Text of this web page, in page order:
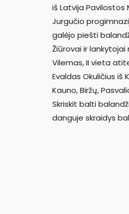
iš Latvija Pavilostos
Jurgučio
galėjo piešti
Žiūrovai ir
Vilemas, II vieta
Evaldas Okuličius iš
Kauno, Biržų,
Skriskit balti
danguje skraidys